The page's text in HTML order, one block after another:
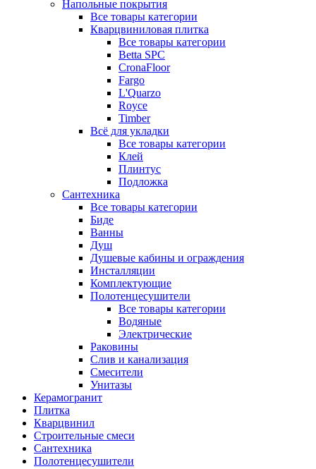
Напольные покрытия
Все товары категории
Кварцвиниловая плитка
Все товары категории
Betta SPC
CronaFloor
Fargo
L'Quarzo
Royce
Timber
Всё для укладки
Все товары категории
Клей
Плинтус
Подложка
Сантехника
Все товары категории
Биде
Ванны
Душ
Душевые кабины и ограждения
Инсталляции
Комплектующие
Полотенцесушители
Все товары категории
Водяные
Электрические
Раковины
Слив и канализация
Смесители
Унитазы
Керамогранит
Плитка
Кварцвинил
Строительные смеси
Сантехника
Полотенцесушители